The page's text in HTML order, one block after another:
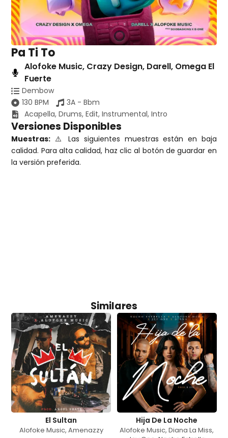
Pa Ti To
Alofoke Music, Crazy Design, Darell, Omega El
Fuerte
Dembow
130 BPM
3A - Bbm
Acapella,Drums,Edit,Instrumental,Intro
Versiones Disponibles
Muestras: ⚠️ Las siguientes muestras están en baja
calidad. Para alta calidad, haz clic al botón de guardar en
la versión preferida.
Similares
El Sultan
Alofoke Music, Amenazzy
Hija De La Noche
Alofoke Music,Diana La Miss,